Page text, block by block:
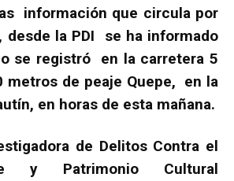
información que circula por
desde la PDI se ha informado
se registró en la carretera 5
metros de peaje Quepe, en la
en horas de esta mañana.
de Delitos Contra el
y Patrimonio Cultural